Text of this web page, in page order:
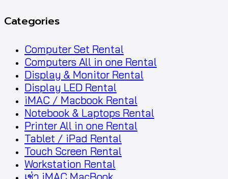
Categories
Computer Set Rental
Computers All in one Rental
Display & Monitor Rental
Display LED Rental
iMAC / Macbook Rental
Notebook & Laptops Rental
Printer All in one Rental
Tablet / iPad Rental
Touch Screen Rental
Workstation Rental